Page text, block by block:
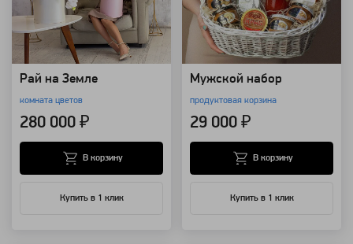
Рай на Земле
комната цветов
280 000 ₽
Купить в 1 клик
В корзину
Мужской набор
продуктовая корзина
29 000 ₽
Купить в 1 клик
В корзину